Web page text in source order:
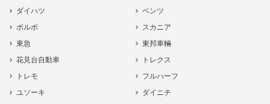
ダイハツ
ベンツ
ボルボ
スカニア
東急
東邦車輛
花見台自動車
トレクス
トレモ
フルハーフ
ユソーキ
ダイニチ